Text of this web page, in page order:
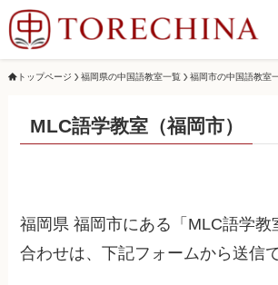
トップページ 福岡県の中国語教室一覧 福岡市の中国語教室
MLC語学教室（福岡市）
福岡県 福岡市にある「MLC語学教
合わせは、下記フォームから送信